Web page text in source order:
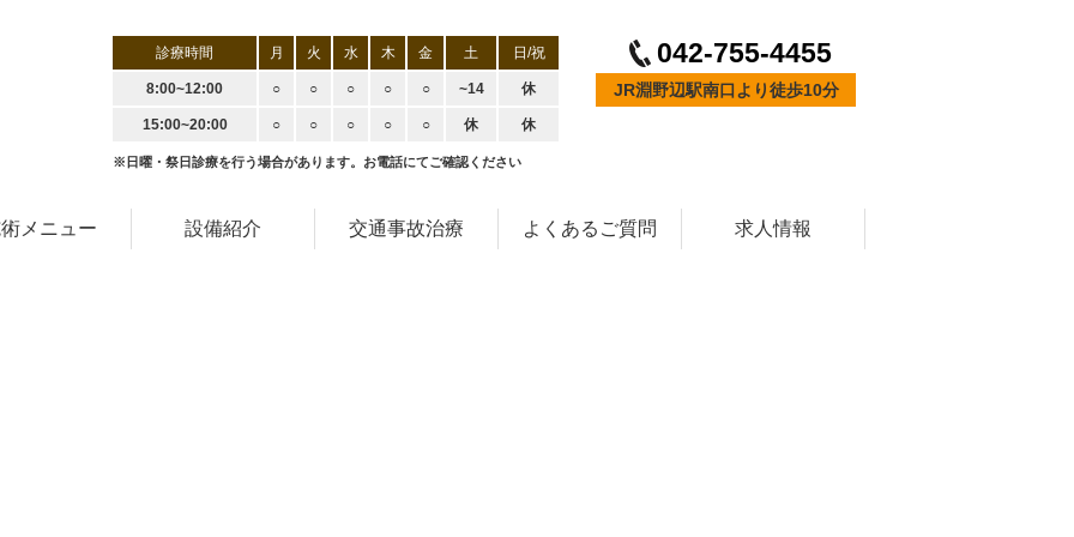
診療時間 月 火 水 木 金 土 日/祝
8:00~12:00 ○ ○ ○ ○ ○ ~14 休
15:00~20:00 ○ ○ ○ ○ ○ 休 休
※日曜・祭日診療を行う場合があります。お電話にてご確認ください
042-755-4455
JR淵野辺駅南口より徒歩10分
メニュー 設備紹介 交通事故治療 よくあるご質問 求人情報